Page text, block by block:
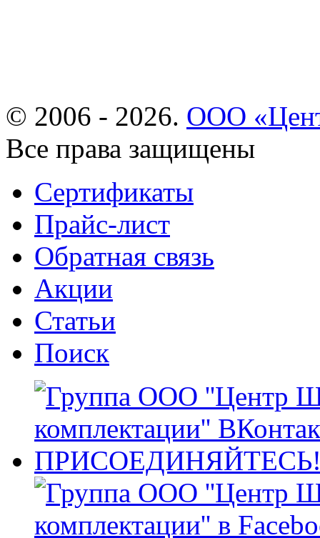
© 2006 - 2026. ООО
Все права защищены
Сертификаты
Прайс-лист
Обратная связь
Акции
Статьи
Поиск